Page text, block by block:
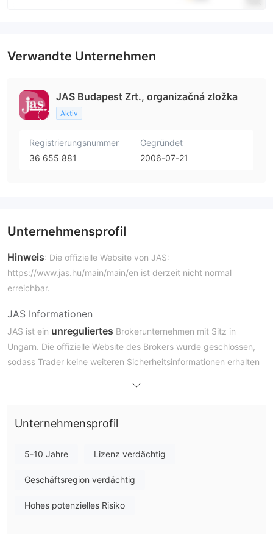
Verwandte Unternehmen
JAS Budapest Zrt., organizačná zložka
Aktiv
Registrierungsnummer
36 655 881
Gegründet
2006-07-21
Unternehmensprofil
Hinweis: Die offizielle Website von JAS:
https://www.jas.hu/main/main/en ist derzeit nicht normal
erreichbar.
JAS Informationen
JAS ist ein unreguliertes Brokerunternehmen mit Sitz in
Ungarn. Die offizielle Website des Brokers wurde geschlossen,
sodass Trader keine weiteren Sicherheitsinformationen erhalten
Nach einer Whois-Abfrage stellten wir fest, dass der
hinweist, dass dieses Unternehmen ihn nicht sicher registriert
Nicht verfügbare Website
Unternehmensprofil
5-10 Jahre Lizenz verdächtig
Geschäftsregion verdächtig
Hohes potenzielles Risiko